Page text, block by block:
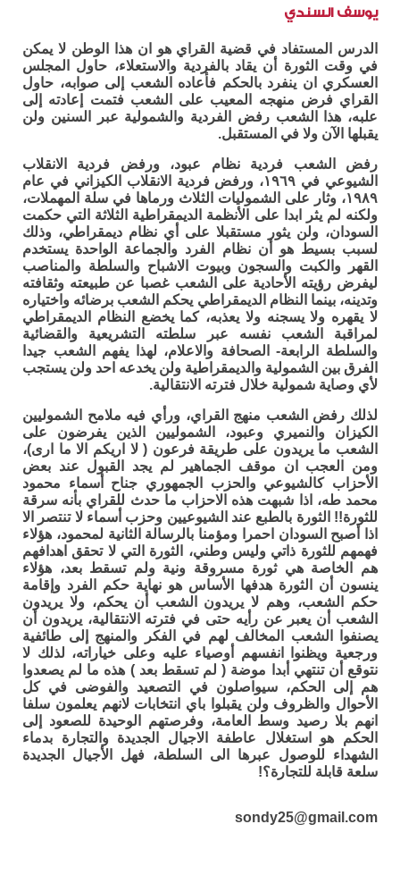
يوسف السندي
الدرس المستفاد في قضية القراي هو ان هذا الوطن لا يمكن
في وقت الثورة أن يقاد بالفردية والاستعلاء، حاول المجلس
العسكري ان ينفرد بالحكم فأعاده الشعب إلى صوابه، حاول
القراي فرض منهجه المعيب على الشعب فتمت إعادته إلى
علبه، هذا الشعب رفض الفردية والشمولية عبر السنين ولن
يقبلها الآن ولا في المستقبل.
رفض الشعب فردية نظام عبود، ورفض فردية الانقلاب
الشيوعي في ١٩٦٩، ورفض فردية الانقلاب الكيزاني في عام
١٩٨٩، وثار على الشموليات الثلاث ورماها في سلة المهملات،
ولكنه لم يثر ابدا على الأنظمة الديمقراطية الثلاثة التي حكمت
السودان، ولن يثور مستقبلا على أي نظام ديمقراطي، وذلك
لسبب بسيط هو أن نظام الفرد والجماعة الواحدة يستخدم
القهر والكبت والسجون وبيوت الاشباح والسلطة والمناصب
ليفرض رؤيته الأحادية على الشعب غصبا عن طبيعته وثقافته
وتدينه، بينما النظام الديمقراطي يحكم الشعب برضائه واختياره
لا يقهره ولا يسجنه ولا يعذبه، كما يخضع النظام الديمقراطي
لمراقبة الشعب نفسه عبر سلطته التشريعية والقضائية
والسلطة الرابعة- الصحافة والاعلام، لهذا يفهم الشعب جيدا
الفرق بين الشمولية والديمقراطية ولن يخدعه احد ولن يستجب
لأي وصاية شمولية خلال فترته الانتقالية.
لذلك رفض الشعب منهج القراي، ورأي فيه ملامح الشموليين
الكيزان والنميري وعبود، الشموليين الذين يفرضون على
الشعب ما يريدون على طريقة فرعون ( لا اريكم الا ما ارى)،
ومن العجب ان موقف الجماهير لم يجد القبول عند بعض
الأحزاب كالشيوعي والحزب الجمهوري جناح أسماء محمود
محمد طه، اذا شبهت هذه الاحزاب ما حدث للقراي بأنه سرقة
للثورة!! الثورة بالطبع عند الشيوعيين وحزب أسماء لا تنتصر الا
اذا أصبح السودان احمرا ومؤمنا بالرسالة الثانية لمحمود، هؤلاء
فهمهم للثورة ذاتي وليس وطني، الثورة التي لا تحقق اهدافهم
هم الخاصة هي ثورة مسروقة ونية ولم تسقط بعد، هؤلاء
ينسون أن الثورة هدفها الأساس هو نهاية حكم الفرد وإقامة
حكم الشعب، وهم لا يريدون الشعب أن يحكم، ولا يريدون
الشعب أن يعبر عن رأيه حتى في فترته الانتقالية، يريدون أن
يصنفوا الشعب المخالف لهم في الفكر والمنهج إلى طائفية
ورجعية ويظنوا انفسهم أوصياء عليه وعلى خياراته، لذلك لا
نتوقع أن تنتهي أبدا موضة ( لم تسقط بعد ) هذه ما لم يصعدوا
هم إلى الحكم، سيواصلون في التصعيد والفوضى في كل
الأحوال والظروف ولن يقبلوا باي انتخابات لانهم يعلمون سلفا
انهم بلا رصيد وسط العامة، وفرصتهم الوحيدة للصعود إلى
الحكم هو استغلال عاطفة الاجيال الجديدة والتجارة بدماء
الشهداء للوصول عبرها الى السلطة، فهل الأجيال الجديدة
سلعة قابلة للتجارة؟!
sondy25@gmail.com